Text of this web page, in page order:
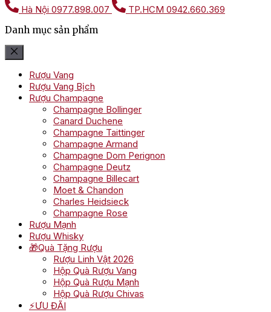
Hà Nội 0977.898.007 TP.HCM 0942.660.369
Danh mục sản phẩm
Rượu Vang
Rượu Vang Bịch
Rượu Champagne
Champagne Bollinger
Canard Duchene
Champagne Taittinger
Champagne Armand
Champagne Dom Perignon
Champagne Deutz
Champagne Billecart
Moet & Chandon
Charles Heidsieck
Champagne Rose
Rượu Mạnh
Rượu Whisky
🎁Quà Tặng Rượu
Rượu Linh Vật 2026
Hộp Quà Rượu Vang
Hộp Quà Rượu Mạnh
Hộp Quà Rượu Chivas
⚡ƯU ĐÃI